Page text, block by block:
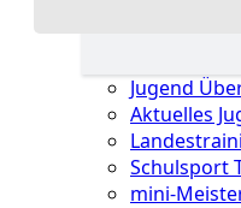
Jugend
Aktuelles
Schulsport
mini-